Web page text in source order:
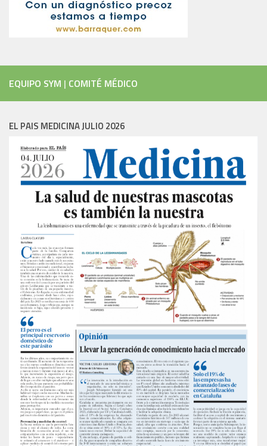
EQUIPO SYM | COMITÉ MÉDICO
EL PAIS MEDICINA JULIO 2026